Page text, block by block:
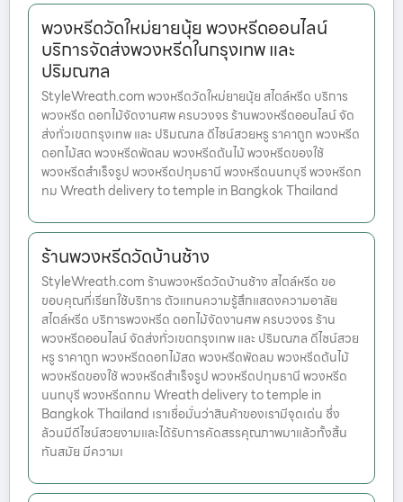
พวงหรีดวัดใหม่ยายนุ้ย พวงหรีดออนไลน์
บริการจัดส่งพวงหรีดในกรุงเทพ และ
ปริมณฑล
StyleWreath.com พวงหรีดวัดใหม่ยายนุ้ย สไตล์หรีด บริการ
พวงหรีด ดอกไม้จัดงานศพ ครบวงจร ร้านพวงหรีดออนไลน์ จัด
ส่งทั่วเขตกรุงเทพ และ ปริมณฑล ดีไซน์สวยหรู ราคาถูก พวงหรีด
ดอกไม้สด พวงหรีดพัดลม พวงหรีดต้นไม้ พวงหรีดของใช้
พวงหรีดสำเร็จรูป พวงหรีดปทุมธานี พวงหรีดนนทบุรี พวงหรีดก
ทม Wreath delivery to temple in Bangkok Thailand
ร้านพวงหรีดวัดบ้านช้าง
StyleWreath.com ร้านพวงหรีดวัดบ้านช้าง สไตล์หรีด ขอ
ขอบคุณที่เรียกใช้บริการ ตัวแทนความรู้สึกแสดงความอาลัย
สไตล์หรีด บริการพวงหรีด ดอกไม้จัดงานศพ ครบวงจร ร้าน
พวงหรีดออนไลน์ จัดส่งทั่วเขตกรุงเทพ และ ปริมณฑล ดีไซน์สวย
หรู ราคาถูก พวงหรีดดอกไม้สด พวงหรีดพัดลม พวงหรีดต้นไม้
พวงหรีดของใช้ พวงหรีดสำเร็จรูป พวงหรีดปทุมธานี พวงหรีด
นนทบุรี พวงหรีดกทม Wreath delivery to temple in
Bangkok Thailand เราเชื่อมั่นว่าสินค้าของเรามีจุดเด่น ซึ่ง
ล้วนมีดีไซน์สวยงามและได้รับการคัดสรรคุณภาพมาแล้วทั้งสิ้น
ทันสมัย มีความเ